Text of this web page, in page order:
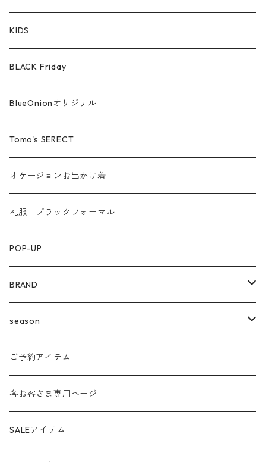
シルケットコットン
ファー ムートン
汗染み防止
KIDS
BLACK Friday
BlueOnionオリジナル
Tomo's SERECT
オケージョンお出かけ着
礼服 ブラックフォーマル
POP-UP
BRAND
agnost
amo
anana
ante aciem
season
24ss
24aw
25ss
ご予約アイテム
各お客さま専用ページ
SALEアイテム